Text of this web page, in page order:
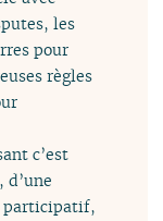
les
pour
règles
c’est
d’une
participatif,